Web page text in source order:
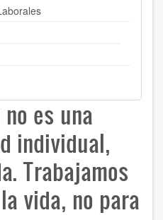
es una
individual,
Trabajamos
vida, no para